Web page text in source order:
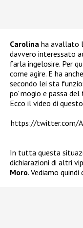
Carolina ha avallato
davvero interessato
farla ingelosire. Per
come agire. E ha
secondo lei sta
po’ mogio e passa
Ecco il video di
https://twitter.com/
In tutta questa
dichiarazioni di altri
Moro. Vediamo quindi